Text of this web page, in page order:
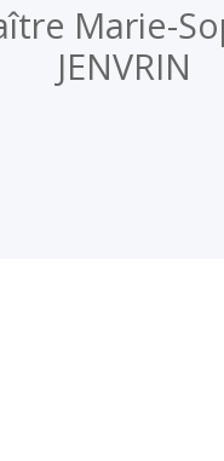
Marie-
JENVRIN